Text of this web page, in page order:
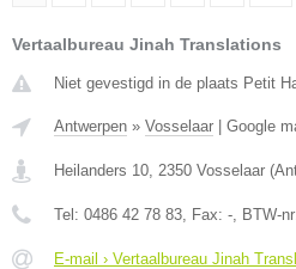
Vertaalbureau Jinah Translations
Niet gevestigd in de plaats Petit
Antwerpen » Vosselaar Google
Heilanders 10, 2350 Vosselaar (
Tel: 0486 42 78 83, Fax: -, BTW-
E-mail › Vertaalbureau Jinah